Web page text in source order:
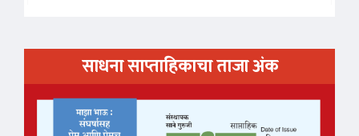
साधना साप्ताहिकाचा ताजा अंक